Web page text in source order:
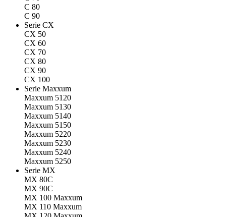
C 80
C 90
Serie CX
CX 50
CX 60
CX 70
CX 80
CX 90
CX 100
Serie Maxxum
Maxxum 5120
Maxxum 5130
Maxxum 5140
Maxxum 5150
Maxxum 5220
Maxxum 5230
Maxxum 5240
Maxxum 5250
Serie MX
MX 80C
MX 90C
MX 100 Maxxum
MX 110 Maxxum